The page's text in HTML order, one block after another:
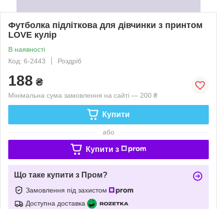
Футболка підліткова для дівчинки з принтом
LOVE кулір
В наявності
Код: 6-2443
Роздріб
188 ₴
Мінімальна сума замовлення на сайті — 200 ₴
Купити
або
Купити з
Що таке купити з Пром?
Замовлення під захистом
Доступна доставка